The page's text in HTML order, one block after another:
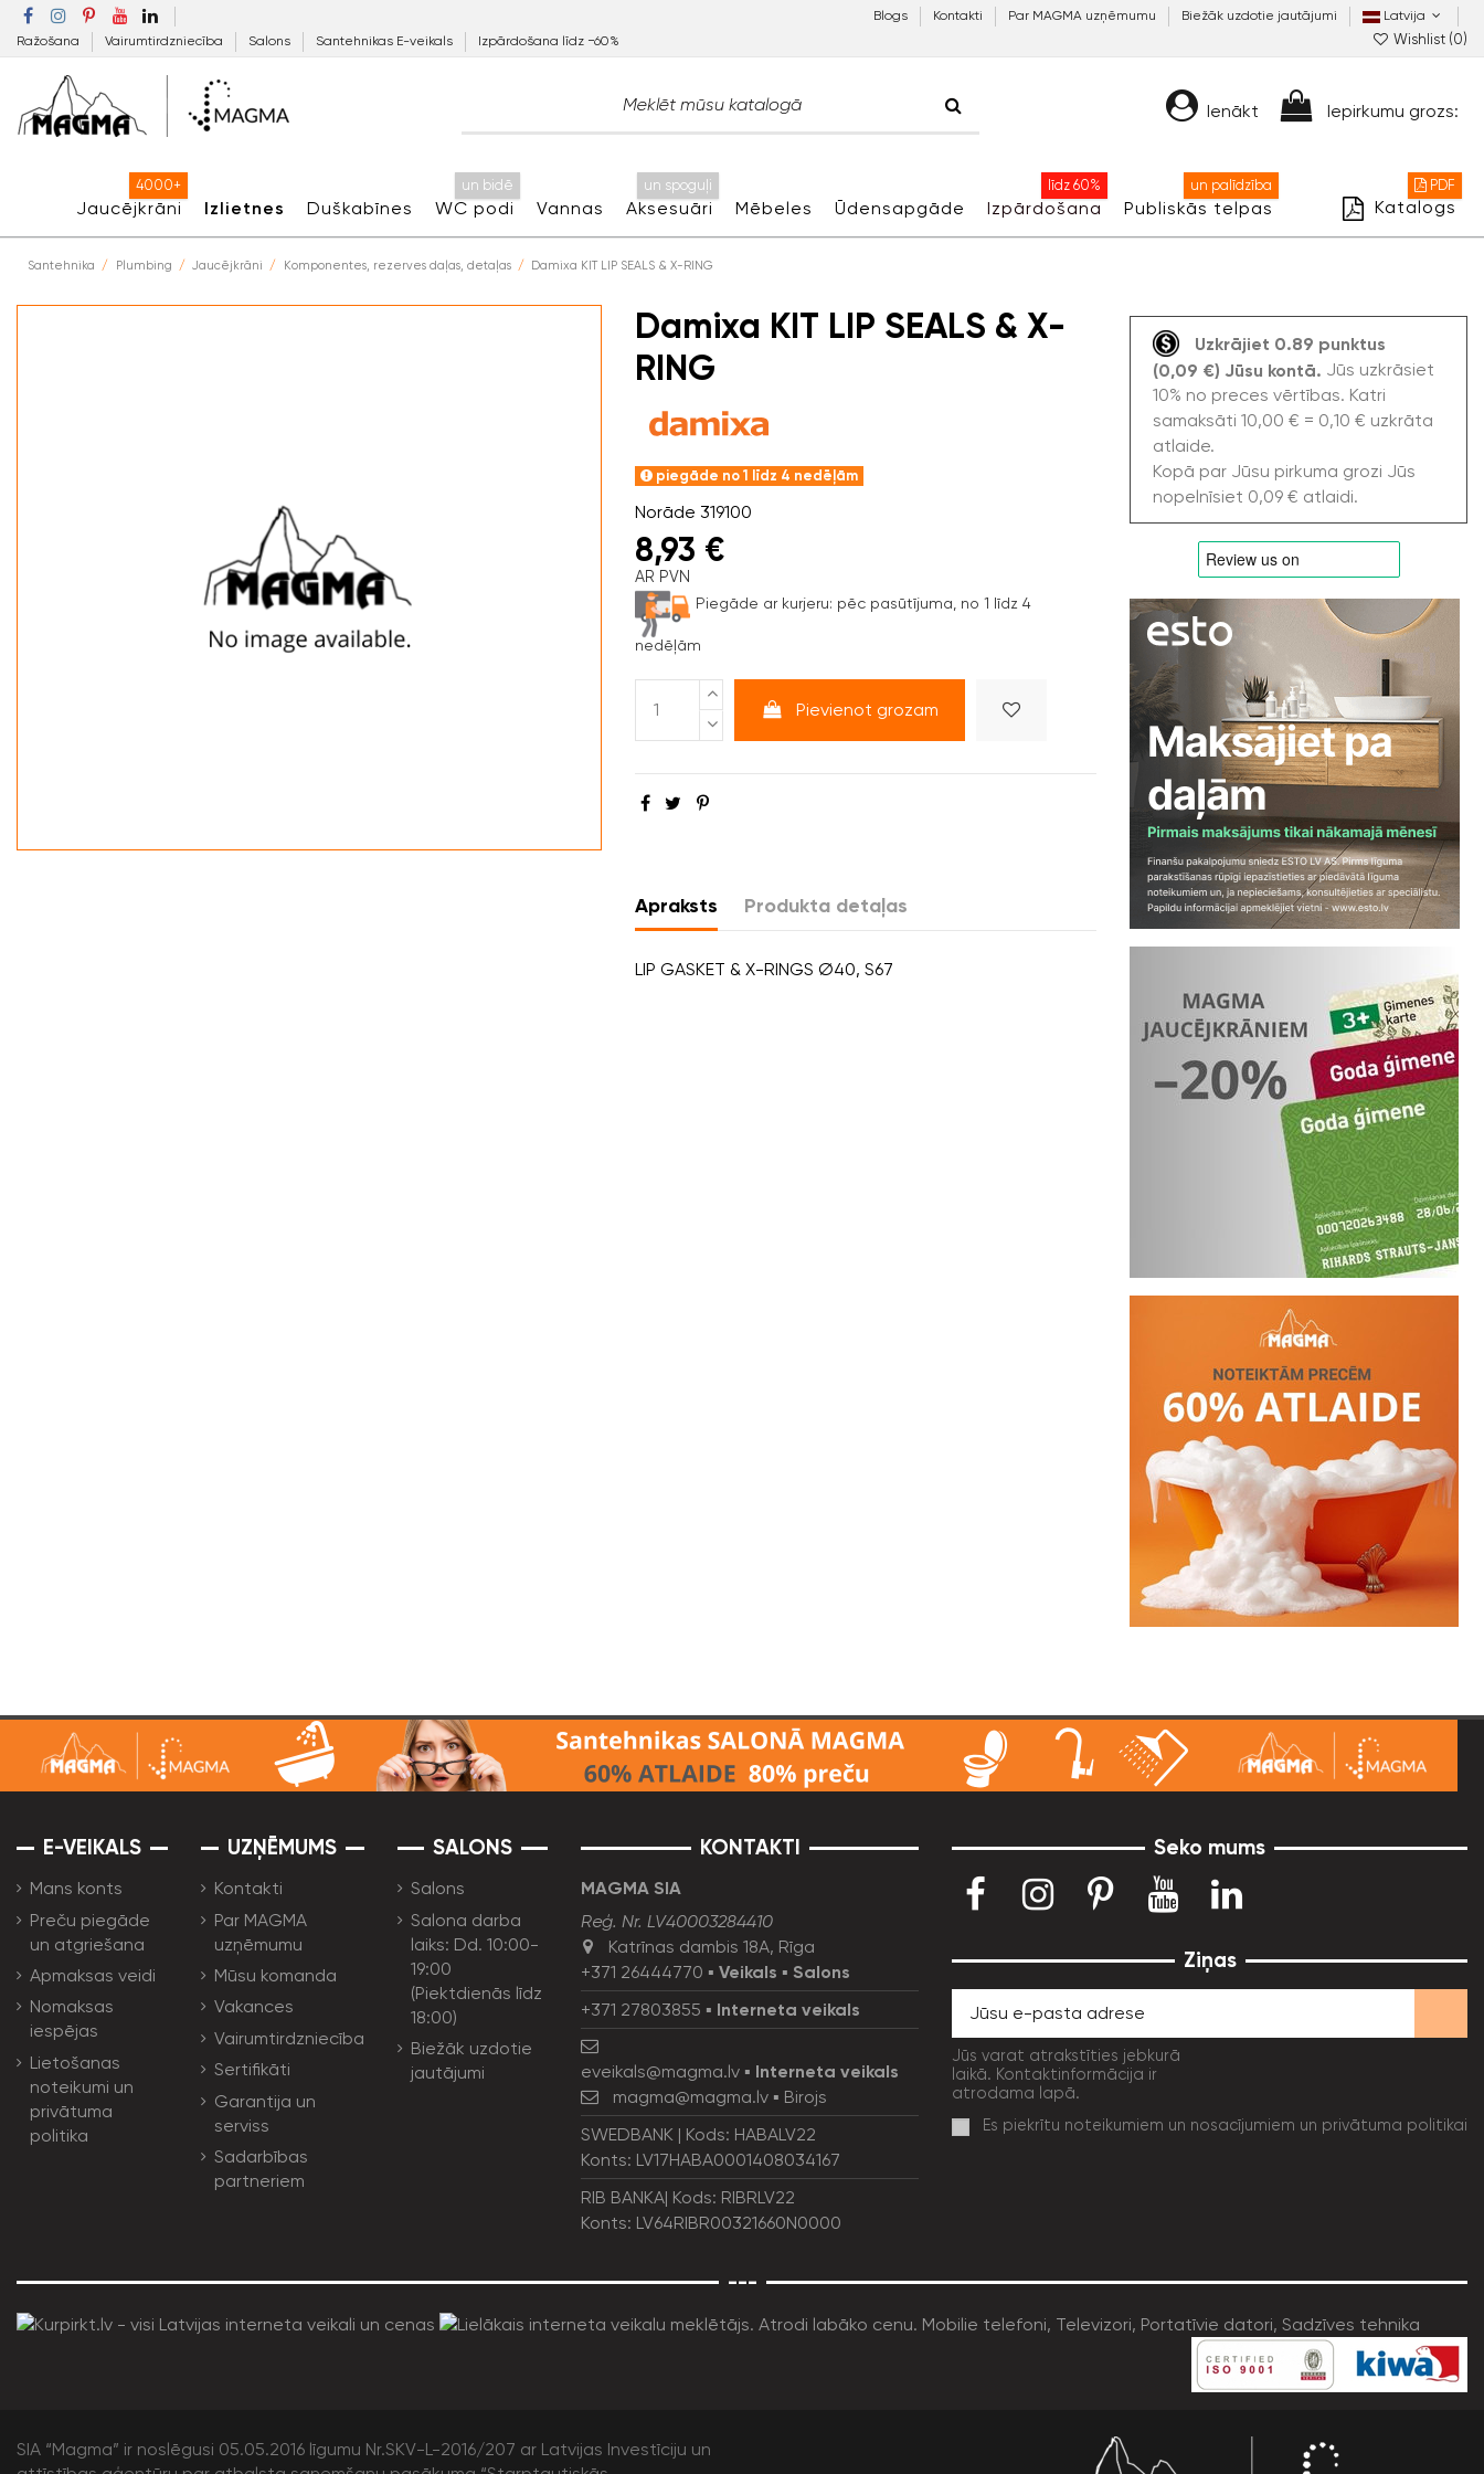
Ražošana Vairumtirdzniecība Salons Santehnikas E-veikals Izpārdošana līdz −60%
Blogs Kontakti Par MAGMA uzņēmumu Biežāk uzdotie jautājumi Latvija
Wishlist (0)
Ienākt Iepirkumu grozs:
Jaucējkrāni
4000+
Izlietnes Duškabīnes WC podi
un bidē
Vannas Aksesuāri
un spoguļi
Mēbeles Ūdensapgāde Izpārdošana
līdz 60%
Publiskās telpas
un palīdzība
Katalogs
PDF
Santehnika Plumbing Jaucējkrāni Komponentes, rezerves daļas, detaļas Damixa KIT LIP SEALS & X-RING
Damixa KIT LIP SEALS & X-
RING
piegāde no 1 līdz 4 nedēļām
Norāde 319100
8,93 €
AR PVN
Piegāde ar kurjeru: pēc pasūtījuma, no 1 līdz 4
nedēļām
Pievienot grozam
Apraksts Produkta detaļas
LIP GASKET & X-RINGS Ø40, S67
Uzkrājiet 0.89 punktus
(0,09 €) Jūsu kontā. Jūs uzkrāsiet
10% no preces vērtības. Katri
samaksāti 10,00 € = 0,10 € uzkrāta
atlaide.
Kopā par Jūsu pirkuma grozi Jūs
nopelnīsiet 0,09 € atlaidi.
E-VEIKALS
Mans konts
Preču piegāde
un atgriešana
Apmaksas veidi
Nomaksas
iespējas
Lietošanas
noteikumi un
privātuma
politika
UZŅĒMUMS
Kontakti
Par MAGMA
uzņēmumu
Mūsu komanda
Vakances
Vairumtirdzniecība
Sertifikāti
Garantija un
serviss
Sadarbības
partneriem
SALONS
Salons
Salona darba
laiks: Dd. 10:00-
19:00
(Piektdienās līdz
18:00)
Biežāk uzdotie
jautājumi
KONTAKTI
MAGMA SIA
Reģ. Nr. LV40003284410
Katrīnas dambis 18A, Rīga
+371 26444770 ▪ Veikals ▪ Salons
+371 27803855 ▪ Interneta veikals
eveikals@magma.lv ▪ Interneta veikals
magma@magma.lv▪ Birojs
SWEDBANK | Kods: HABALV22
Konts: LV17HABA0001408034167
RIB BANKA| Kods: RIBRLV22
Konts: LV64RIBR00321660N0000
Seko mums
Ziņas
Jūs varat atrakstīties jebkurā
laikā. Kontaktinformācija ir
atrodama lapā.
Es piekrītu noteikumiem un nosacījumiem un privātuma politikai
---
SIA “Magma” ir noslēgusi 05.05.2016 līgumu Nr.SKV-L-2016/207 ar Latvijas Investīciju un